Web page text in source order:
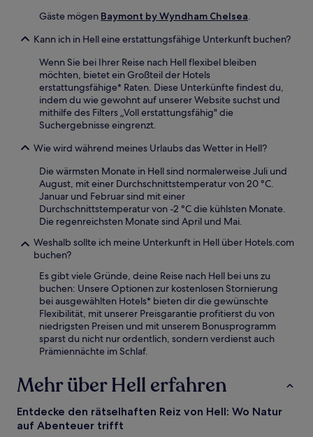
Gäste mögen Baymont by Wyndham Chelsea.
Kann ich in Hell eine erstattungsfähige Unterkunft buchen?
Wenn Sie bei Ihrer Reise nach Hell flexibel bleiben
möchten, bietet ein Großteil der Hotels
erstattungsfähige* Raten. Diese Unterkünfte findest du,
indem du wie gewohnt auf unserer Website suchst und
mithilfe des Filters „Voll erstattungsfähig" die
Suchergebnisse eingrenzt.
Wie wird während meines Urlaubs das Wetter in Hell?
Die wärmsten Monate in Hell sind normalerweise Juli und
August, mit einer Durchschnittstemperatur von 20 °C.
Januar und Februar sind mit einer
Durchschnittstemperatur von -2 °C die kühlsten Monate.
Die regenreichsten Monate sind April und Mai.
Weshalb sollte ich meine Unterkunft in Hell über Hotels.com
buchen?
Es gibt viele Gründe, deine Reise nach Hell bei uns zu
buchen: Unsere Optionen zur kostenlosen Stornierung
bei ausgewählten Hotels* bieten dir die gewünschte
Flexibilität, mit unserer Preisgarantie profitierst du von
niedrigsten Preisen und mit unserem Bonusprogramm
sparst du nicht nur ordentlich, sondern verdienst auch
Prämiennächte im Schlaf.
Mehr über Hell erfahren
Entdecke den rätselhaften Reiz von Hell: Wo Natur
auf Abenteuer trifft